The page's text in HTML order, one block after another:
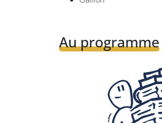
Au programme